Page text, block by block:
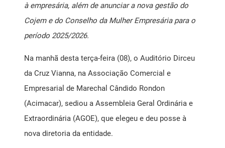
à empresária, além de anunciar a nova gestão do
Cojem e do Conselho da Mulher Empresária para o
período 2025/2026.
Na manhã desta terça-feira (08), o Auditório Dirceu
da Cruz Vianna, na Associação Comercial e
Empresarial de Marechal Cândido Rondon
(Acimacar), sediou a Assembleia Geral Ordinária e
Extraordinária (AGOE), que elegeu e deu posse à
nova diretoria da entidade.